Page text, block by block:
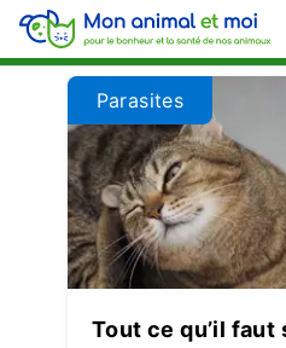
Parasites
Tout ce qu’il faut